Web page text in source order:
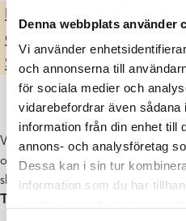
Denna webbplats använder
Vi använder
och annonserna till
för sociala medier och
vidarebefordrar även sådana
information från din enhet till
annons- och analysföretag
Dessa kan i sin tur
information som du har
BARN, UNGA OCH
GRUNDLÄGGANDE
SMÅBARNSPEDAGOGIK &
Välkommen på invånarkväll
om den uppdaterade
skol- och daghemsnät.
Tryckeriteatern